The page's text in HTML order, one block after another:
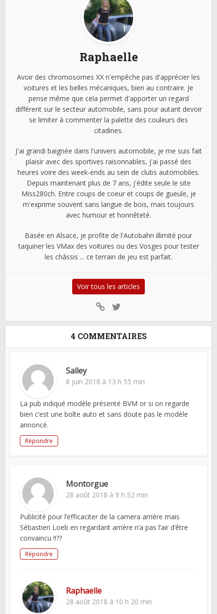
Raphaelle
Avoir des chromosomes XX n'empêche pas d'apprécier les
voitures et les belles mécaniques, bien au contraire. Je
pense même que cela permet d'apporter un regard
différent sur le secteur automobile, sans pour autant devoir
se limiter à commenter la palette des couleurs des
citadines.
J'ai grandi baignée dans l'univers automobile, je me suis fait
plaisir avec des sportives raisonnables, j'ai passé des
heures voire des week-ends au sein de clubs automobiles.
Depuis maintenant plus de 7 ans, j'édite seule le site
Miss280ch. Entre coups de coeur et coups de gueule, je
m'exprime souvent sans langue de bois, mais toujours
avec humour et honnêteté.
Basée en Alsace, je profite de l'Autobahn illimité pour
taquiner les VMax des voitures ou des Vosges pour tester
les châssis ... ce terrain de jeu est parfait.
Voir tous les articles
4 COMMENTAIRES
Salley
8 juin 2018 à 13 h 55 min
La pub indiqué modèle présenté BVM or si on regarde
bien c’est une boîte auto et sans doute pas le modèle
annoncé.
Répondre
Montorgue
28 août 2018 à 9 h 52 min
Publicité pour l’efficaciter de la camera arrière mais
Sébastien Loeb en regardant arrière n’a pas l’air d’être
convaincu !!??
Répondre
Raphaelle
28 août 2018 à 10 h 20 min